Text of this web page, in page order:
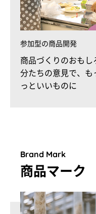
参加型の商品開発
商品づくりのおもし
分たちの意見で、も
っといいものに
Brand Mark
商品マーク